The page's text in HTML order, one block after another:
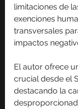
limitaciones de
exenciones
transversales
impactos
El autor ofrece
crucial desde el
destacando la